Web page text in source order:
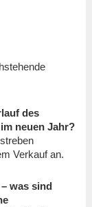
des
neuen Jahr?
Verkauf an.
was sind